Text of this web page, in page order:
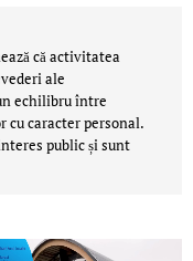
că activitatea
ale
echilibru între
cu caracter personal.
public și sunt